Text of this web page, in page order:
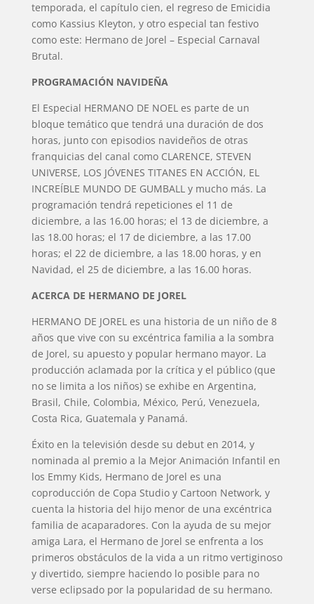
temporada, el capítulo cien, el regreso de Emicidia
como Kassius Kleyton, y otro especial tan festivo
como este: Hermano de Jorel – Especial Carnaval
Brutal.
PROGRAMACIÓN NAVIDEÑA
El Especial HERMANO DE NOEL es parte de un
bloque temático que tendrá una duración de dos
horas, junto con episodios navideños de otras
franquicias del canal como CLARENCE, STEVEN
UNIVERSE, LOS JÓVENES TITANES EN ACCIÓN, EL
INCREÍBLE MUNDO DE GUMBALL y mucho más. La
programación tendrá repeticiones el 11 de
diciembre, a las 16.00 horas; el 13 de diciembre, a
las 18.00 horas; el 17 de diciembre, a las 17.00
horas; el 22 de diciembre, a las 18.00 horas, y en
Navidad, el 25 de diciembre, a las 16.00 horas.
ACERCA DE HERMANO DE JOREL
HERMANO DE JOREL es una historia de un niño de 8
años que vive con su excéntrica familia a la sombra
de Jorel, su apuesto y popular hermano mayor. La
producción aclamada por la crítica y el público (que
no se limita a los niños) se exhibe en Argentina,
Brasil, Chile, Colombia, México, Perú, Venezuela,
Costa Rica, Guatemala y Panamá.
Éxito en la televisión desde su debut en 2014, y
nominada al premio a la Mejor Animación Infantil en
los Emmy Kids, Hermano de Jorel es una
coproducción de Copa Studio y Cartoon Network, y
cuenta la historia del hijo menor de una excéntrica
familia de acaparadores. Con la ayuda de su mejor
amiga Lara, el Hermano de Jorel se enfrenta a los
primeros obstáculos de la vida a un ritmo vertiginoso
y divertido, siempre haciendo lo posible para no
verse eclipsado por la popularidad de su hermano.